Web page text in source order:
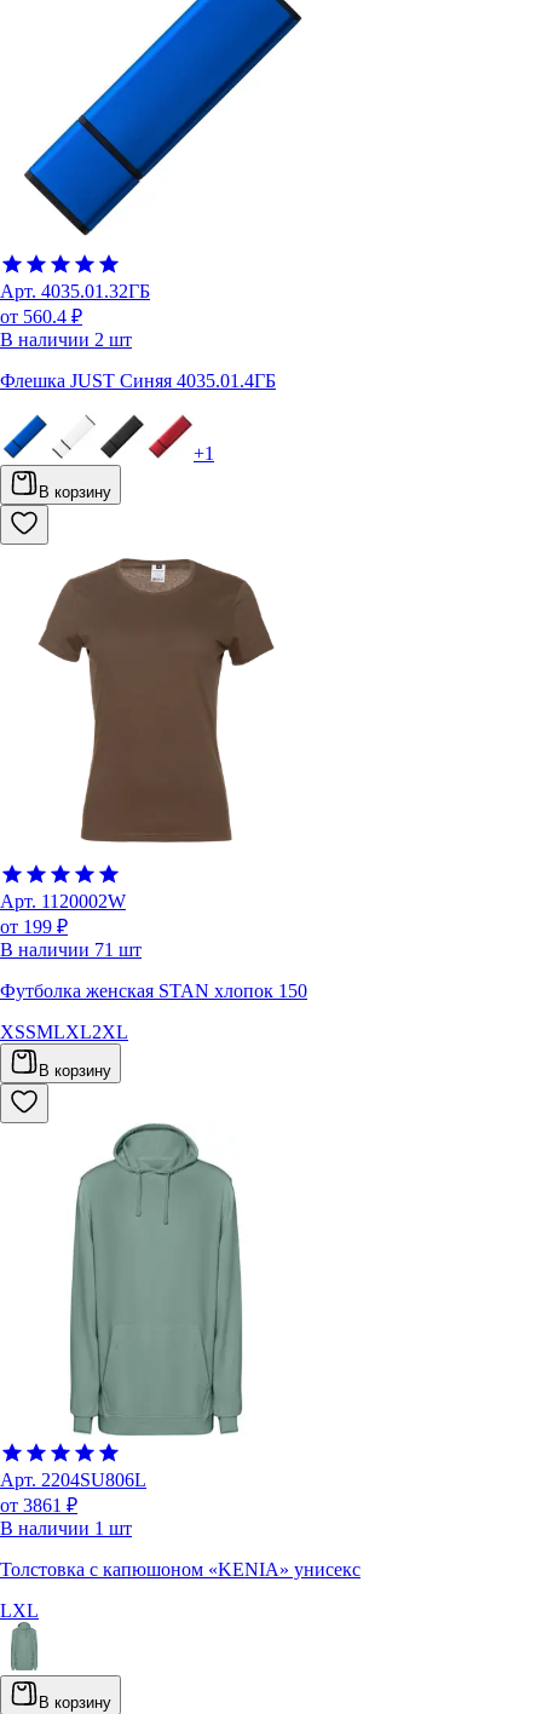
Арт. 4035.01.32ГБ
от 560.4 ₽
В наличии 2 шт
Флешка JUST Синяя 4035.01.4ГБ
+1
В корзину
Арт. 1120002W
от 199 ₽
В наличии 71 шт
Футболка женская STAN хлопок 150
XSSMLXL2XL
В корзину
Арт. 2204SU806L
от 3861 ₽
В наличии 1 шт
Толстовка с капюшоном «KENIA» унисекс
LXL
В корзину